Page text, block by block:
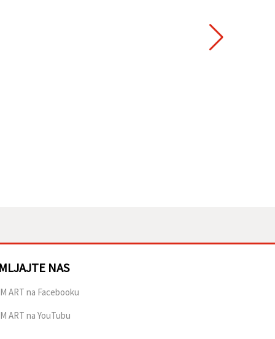
NAS
ART na Facebooku
ART na YouTubu